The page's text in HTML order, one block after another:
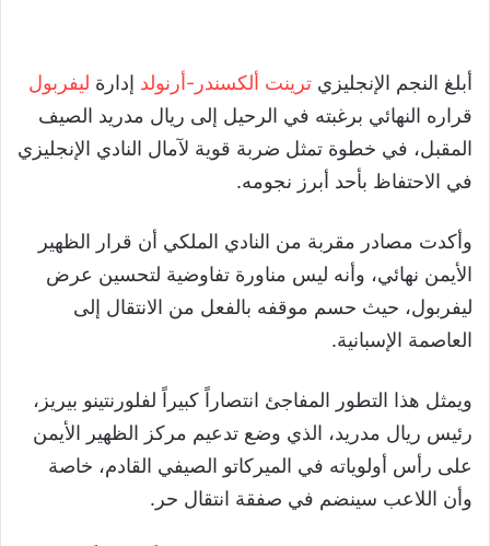
أبلغ النجم الإنجليزي ترينت ألكسندر-أرنولد إدارة ليفربول
قراره النهائي برغبته في الرحيل إلى ريال مدريد الصيف
المقبل، في خطوة تمثل ضربة قوية لآمال النادي الإنجليزي
في الاحتفاظ بأحد أبرز نجومه.
وأكدت مصادر مقربة من النادي الملكي أن قرار الظهير
الأيمن نهائي، وأنه ليس مناورة تفاوضية لتحسين عرض
ليفربول، حيث حسم موقفه بالفعل من الانتقال إلى
العاصمة الإسبانية.
ويمثل هذا التطور المفاجئ انتصاراً كبيراً لفلورنتينو بيريز،
رئيس ريال مدريد، الذي وضع تدعيم مركز الظهير الأيمن
على رأس أولوياته في الميركاتو الصيفي القادم، خاصة
وأن اللاعب سينضم في صفقة انتقال حر.